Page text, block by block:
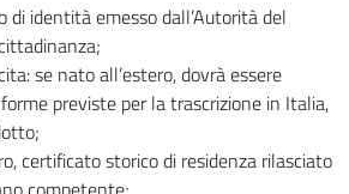
di identità emesso dall’Autorità del
se nato all’estero, dovrà essere
previste per la trascrizione in Italia,
certificato storico di residenza rilasciato